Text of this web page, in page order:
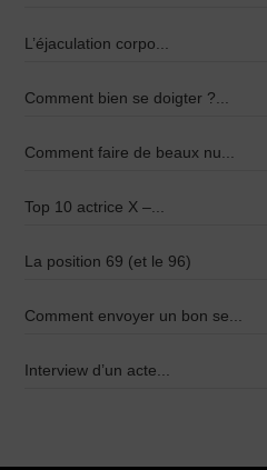
L’éjaculation corpo...
Comment bien se doigter ?...
Comment faire de beaux nu...
Top 10 actrice X –...
La position 69 (et le 96)
Comment envoyer un bon se...
Interview d’un acte...